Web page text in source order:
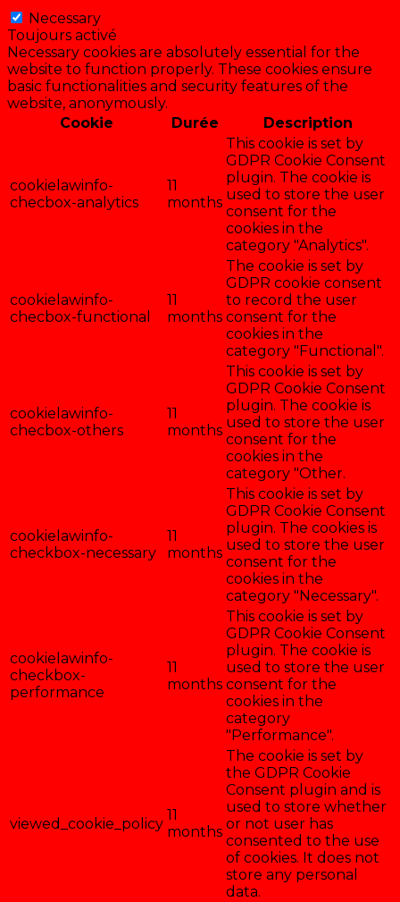
Necessary
Toujours activé
Necessary cookies are absolutely essential for the
website to function properly. These cookies ensure
basic functionalities and security features of the
website, anonymously.
Cookie
Durée Description
cookielawinfo-
checbox-analytics
11
months
This cookie is set by
GDPR Cookie Consent
plugin. The cookie is
used to store the user
consent for the
cookies in the
category "Analytics".
cookielawinfo-
checbox-functional
11
months
The cookie is set by
GDPR cookie consent
to record the user
consent for the
cookies in the
category "Functional".
cookielawinfo-
checbox-others
11
months
This cookie is set by
GDPR Cookie Consent
plugin. The cookie is
used to store the user
consent for the
cookies in the
category "Other.
cookielawinfo-
checkbox-necessary
11
months
This cookie is set by
GDPR Cookie Consent
plugin. The cookies is
used to store the user
consent for the
cookies in the
category "Necessary".
cookielawinfo-
checkbox-
performance
11
months
This cookie is set by
GDPR Cookie Consent
plugin. The cookie is
used to store the user
consent for the
cookies in the
category
"Performance".
viewed_cookie_policy
11
months
The cookie is set by
the GDPR Cookie
Consent plugin and is
used to store whether
or not user has
consented to the use
of cookies. It does not
store any personal
data.